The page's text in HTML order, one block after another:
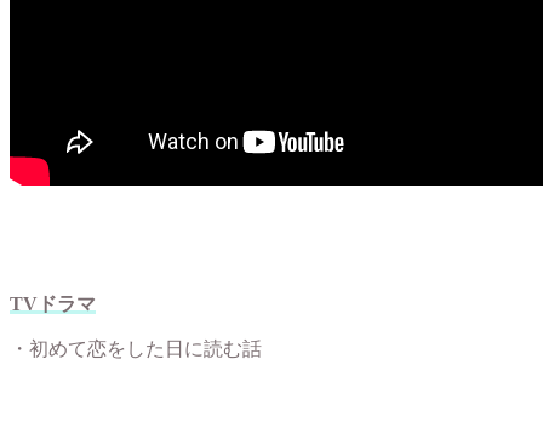
TVドラマ
・初めて恋をした日に読む話